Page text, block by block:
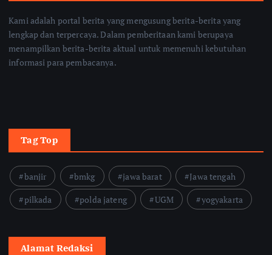
Kami adalah portal berita yang mengusung berita-berita yang
lengkap dan terpercaya. Dalam pemberitaan kami berupaya
menampilkan berita-berita aktual untuk memenuhi kebutuhan
informasi para pembacanya.
Tag Top
banjir bmkg jawa barat
Jawa tengah
pilkada
polda jateng UGM yogyakarta
Alamat Redaksi